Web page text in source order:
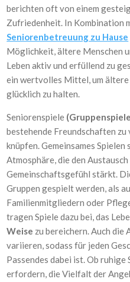
berichten oft von einem
Zufriedenheit. In Kombination
Seniorenbetreuung zu Hause
Möglichkeit, ältere Menschen
Leben aktiv und erfüllend zu
ein wertvolles Mittel, um ältere
glücklich zu halten.
Seniorenspiele
bestehende Freundschaften
knüpfen. Gemeinsames
Atmosphäre, die den
Gemeinschaftsgefühl stärkt.
Gruppen gespielt werden, als
Familienmitgliedern oder
tragen Spiele dazu bei, das
Weise zu bereichern. Auch die
variieren, sodass für jeden
Passendes dabei ist. Ob
erfordern, die Vielfalt der